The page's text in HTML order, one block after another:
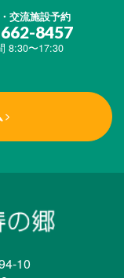
交流施設予約
8457
8:30〜17:30
10